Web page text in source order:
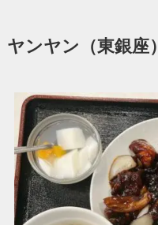
ヤンヤン（東銀座）